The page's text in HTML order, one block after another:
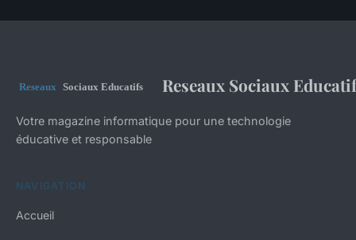
Reseaux Sociaux
Votre magazine informatique pour une technologie
éducative et responsable
NAVIGATION
Accueil